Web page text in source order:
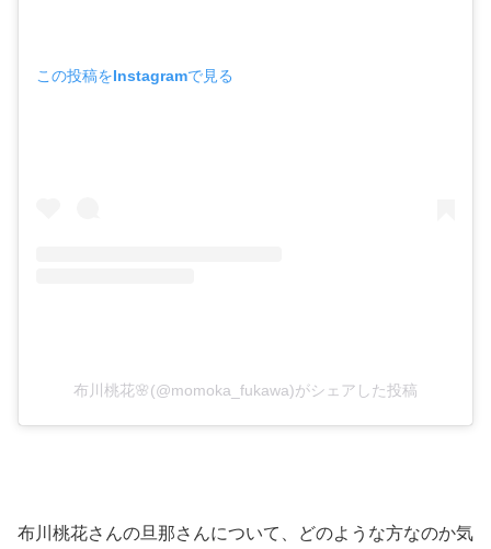
この投稿をInstagramで見る
布川桃花🌸(@momoka_fukawa)がシェアした投稿
布川桃花さんの旦那さんについて、どのような方なのか気